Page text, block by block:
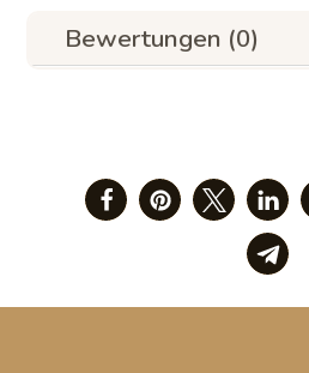
Bewertungen (0)